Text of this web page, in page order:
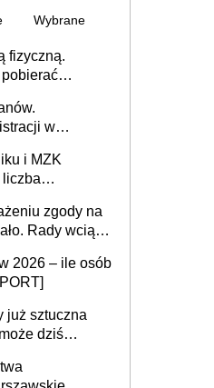
Wybrane
fizyczną.
w
i MZK
zgody na
Rady wciąż
2026 – ile osób
już sztuczna
dziś